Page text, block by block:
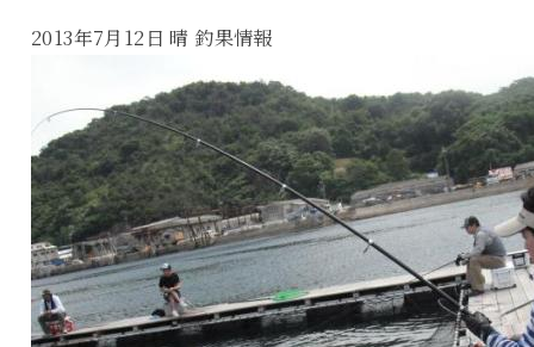
2013年7月12日 晴 釣果情報